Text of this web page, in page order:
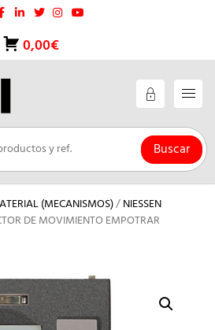
0,00€
Buscar
(MECANISMOS)/NIESSEN
DE MOVIMIENTO EMPOTRAR